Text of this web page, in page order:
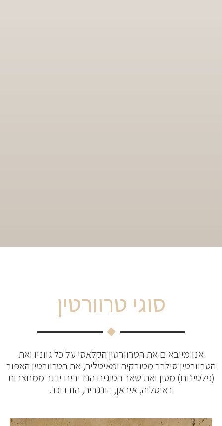
סוגי טרוורטין
אנו מייבאים את הטרוורטין הקלאסי על כל גווניו ואת
הטרוורטין סילבר מטורקיה ומאיטליה, את הטרוורטין האפור
(פלטינום) מסין ואת שאר הסוגים הנדירים יותר ממחצבות
באיטליה, איראן, הונגריה, הודו וכו'.